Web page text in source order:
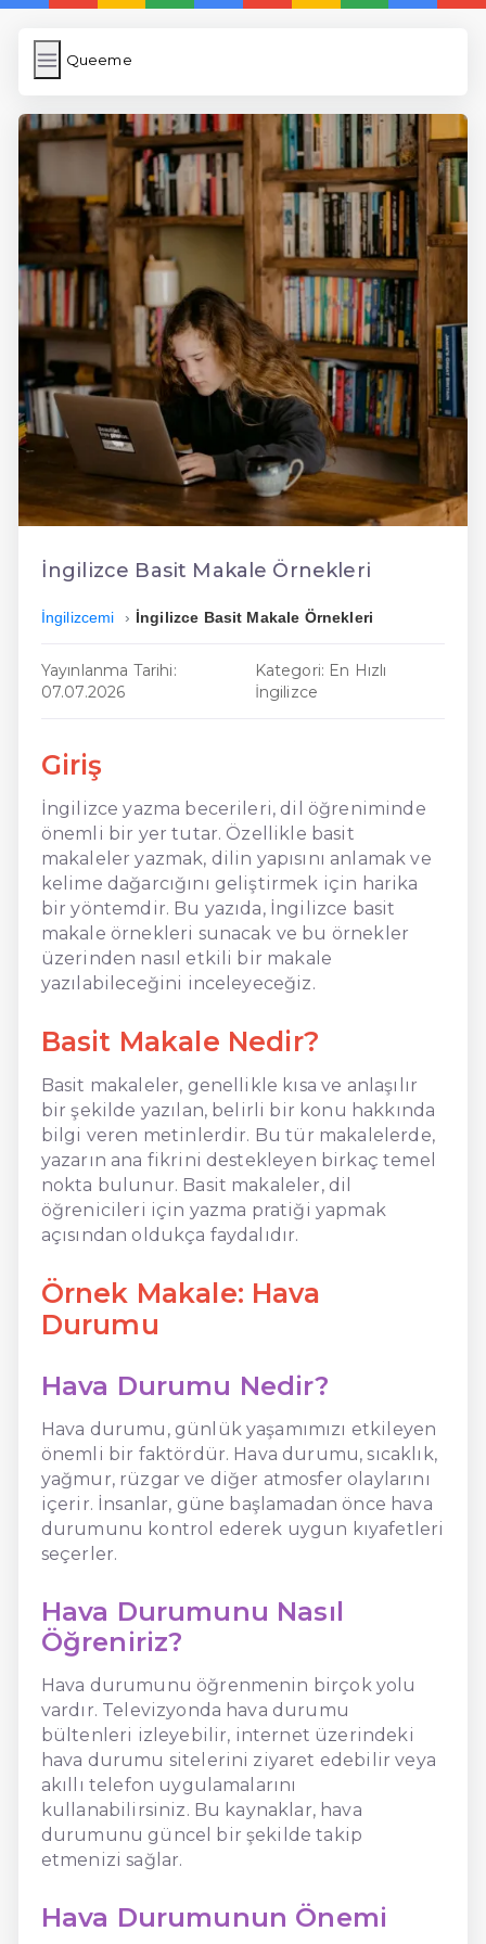
Queeme
Queeme
Karekod Oluşturma
WP Cache
Anasayfa
5 Günde İngilizce
İngilizce
Dil Eğitimi
En Hızlı İngilizce
En Kolay İngilizce
En Ucuz İngilizce
En Uygun İngilizce
Hızlı İngilizce
İngilizce Basit Makale Örnekleri
İngilizcemi İngilizce Basit Makale Örnekleri
Yayınlanma Tarihi:
07.07.2026
Kategori: En Hızlı
İngilizce
Giriş
İngilizce yazma becerileri, dil öğreniminde
önemli bir yer tutar. Özellikle basit
makaleler yazmak, dilin yapısını anlamak ve
kelime dağarcığını geliştirmek için harika
bir yöntemdir. Bu yazıda, İngilizce basit
makale örnekleri sunacak ve bu örnekler
üzerinden nasıl etkili bir makale
yazılabileceğini inceleyeceğiz.
Basit Makale Nedir?
Basit makaleler, genellikle kısa ve anlaşılır
bir şekilde yazılan, belirli bir konu hakkında
bilgi veren metinlerdir. Bu tür makalelerde,
yazarın ana fikrini destekleyen birkaç temel
nokta bulunur. Basit makaleler, dil
öğrenicileri için yazma pratiği yapmak
açısından oldukça faydalıdır.
Örnek Makale: Hava
Durumu
Hava Durumu Nedir?
Hava durumu, günlük yaşamımızı etkileyen
önemli bir faktördür. Hava durumu, sıcaklık,
yağmur, rüzgar ve diğer atmosfer olaylarını
içerir. İnsanlar, güne başlamadan önce hava
durumunu kontrol ederek uygun kıyafetleri
seçerler.
Hava Durumunu Nasıl
Öğreniriz?
Hava durumunu öğrenmenin birçok yolu
vardır. Televizyonda hava durumu
bültenleri izleyebilir, internet üzerindeki
hava durumu sitelerini ziyaret edebilir veya
akıllı telefon uygulamalarını
kullanabilirsiniz. Bu kaynaklar, hava
durumunu güncel bir şekilde takip
etmenizi sağlar.
Hava Durumunun Önemi